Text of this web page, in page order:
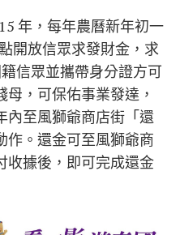
年，每年農曆新年初一
開放信眾求發財金，求
信眾並攜帶身分證方可
，可保佑事業發達，
內至風獅爺商店街「還
作。還金可至風獅爺商
收據後，即可完成還金